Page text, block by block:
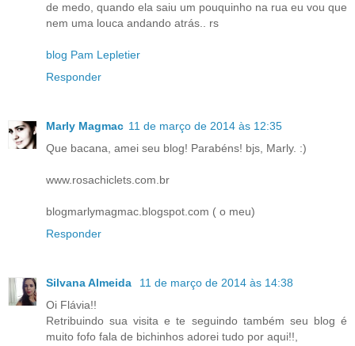
de medo, quando ela saiu um pouquinho na rua eu vou que
nem uma louca andando atrás.. rs
blog Pam Lepletier
Responder
Marly Magmac 11 de março de 2014 às 12:35
Que bacana, amei seu blog! Parabéns! bjs, Marly. :)
www.rosachiclets.com.br
blogmarlymagmac.blogspot.com ( o meu)
Responder
Silvana Almeida
11 de março de 2014 às 14:38
Oi Flávia!!
Retribuindo sua visita e te seguindo também seu blog é
muito fofo fala de bichinhos adorei tudo por aqui!!,